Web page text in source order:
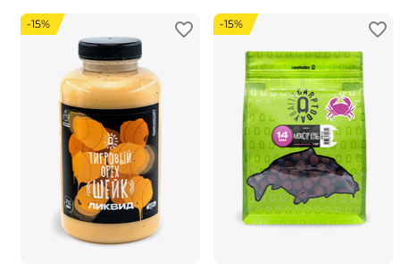
-15% -15%